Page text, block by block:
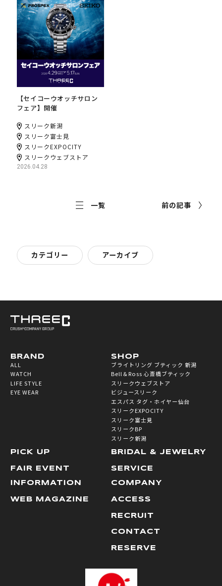
【セイコーウオッチサロン
フェア】開催
スリーク新潟
スリーク富士見
スリークEXPOCITY
スリークウェブストア
2026.04.28
一覧 前の記事
カテゴリー アーカイブ
BRAND
ALL
WATCH
LIFE STYLE
EYE WEAR
SHOP
ブライトリング ブティック 新潟
Bell＆Ross 心斎橋ブティック
スリークウェブストア
ビジュースリーク
エスパス タグ・ホイヤー仙台
スリークEXPOCITY
スリーク富士見
スリークBP
スリーク新潟
PICK UP
FAIR EVENT
INFORMATION
WEB MAGAZINE
BRIDAL & JEWELRY
SERVICE
COMPANY
ACCESS
RECRUIT
CONTACT
RESERVE